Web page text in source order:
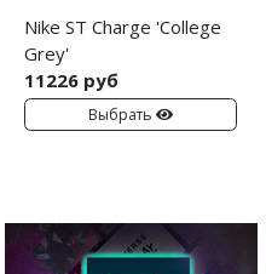
Nike ST Charge 'College
Grey'
11226 руб
Выбрать